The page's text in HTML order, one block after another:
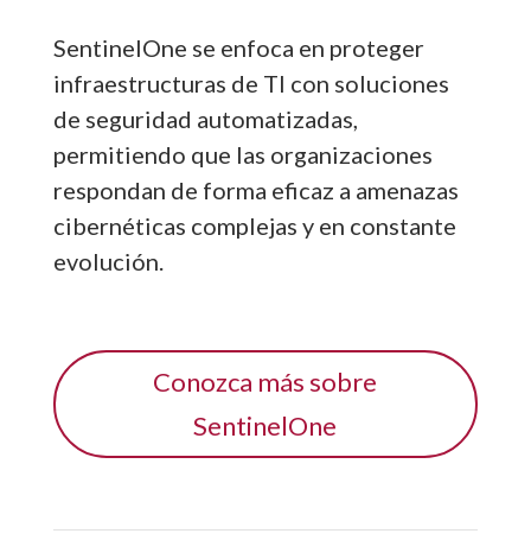
SentinelOne se enfoca en proteger
infraestructuras de TI con soluciones
de seguridad automatizadas,
permitiendo que las organizaciones
respondan de forma eficaz a amenazas
cibernéticas complejas y en constante
evolución.
Conozca más sobre
SentinelOne